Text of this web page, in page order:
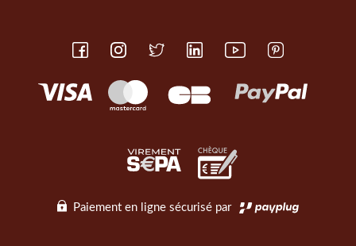
Paiement en ligne sécurisé par